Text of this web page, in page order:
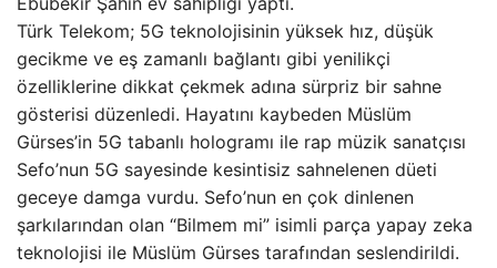
Türk Telekom; 5G teknolojisinin yüksek hız, düşük
gecikme ve eş zamanlı bağlantı gibi yenilikçi
özelliklerine dikkat çekmek adına sürpriz bir sahne
gösterisi düzenledi. Hayatını kaybeden Müslüm
Gürses’in 5G tabanlı hologramı ile rap müzik sanatçısı
Sefo’nun 5G sayesinde kesintisiz sahnelenen düeti
geceye damga vurdu. Sefo’nun en çok dinlenen
şarkılarından olan “Bilmem mi” isimli parça yapay zeka
teknolojisi ile Müslüm Gürses tarafından seslendirildi.